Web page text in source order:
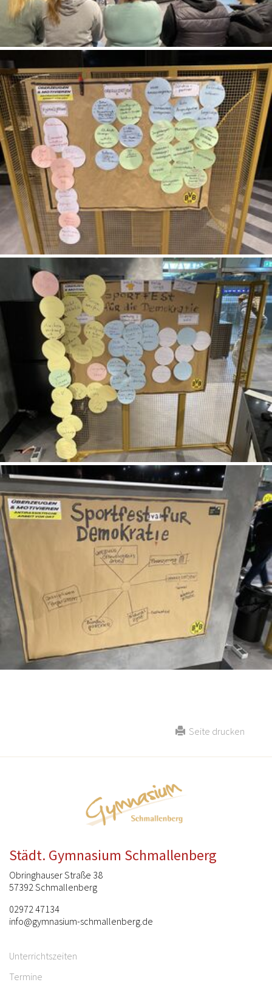
Seite drucken
Städt. Gymnasium Schmallenberg
Obringhauser Straße 38
57392 Schmallenberg
02972 47134
info@gymnasium-schmallenberg.de
Unterrichtszeiten
Termine